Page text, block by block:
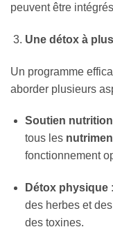
peuvent être
Une détox à
Un programme
aborder plusieurs
Soutien
tous les
fonctionnement
Détox physique:
des herbes et
des toxines.